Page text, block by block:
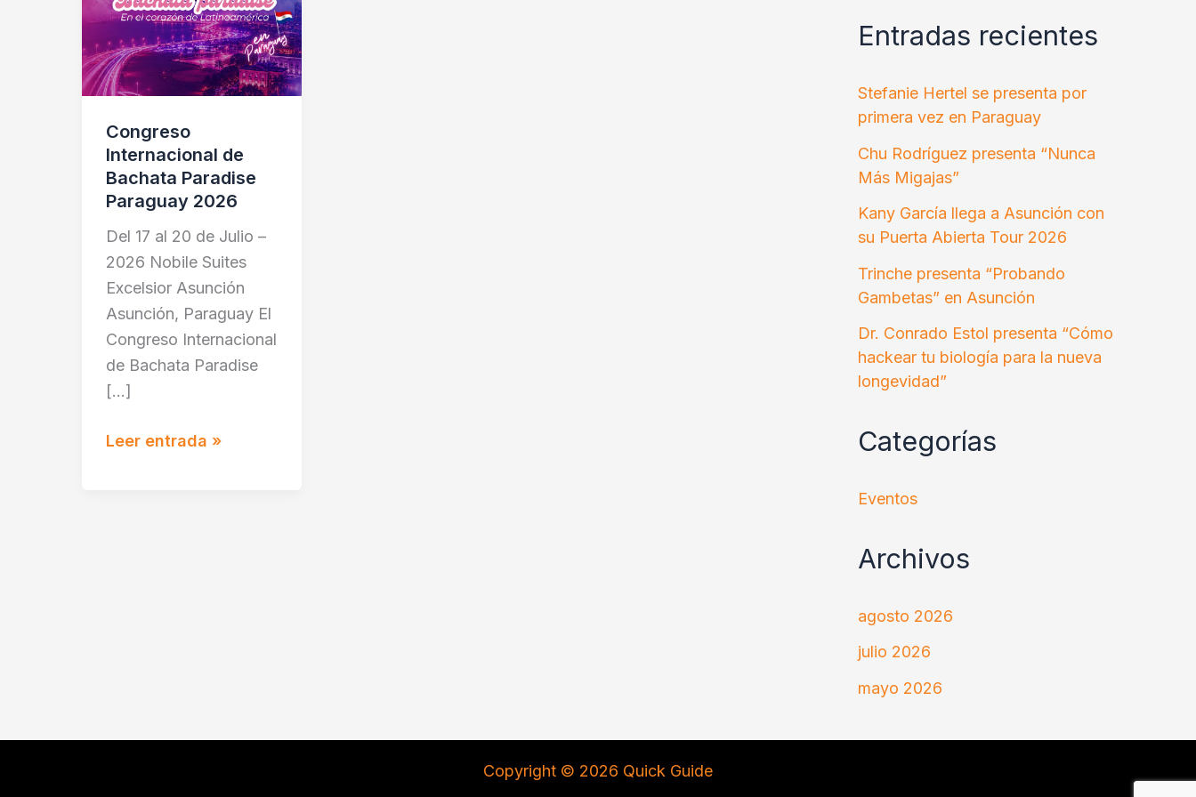
Congreso
Internacional de
Bachata Paradise
Paraguay 2026
Del 17 al 20 de Julio –
2026 Nobile Suites
Excelsior Asunción
Asunción, Paraguay El
Congreso Internacional
de Bachata Paradise
[…]
Paraguay
2026
Leer entrada »
Entradas recientes
Stefanie Hertel se presenta por
primera vez en Paraguay
Chu Rodríguez presenta “Nunca
Más Migajas”
Kany García llega a Asunción con
su Puerta Abierta Tour 2026
Trinche presenta “Probando
Gambetas” en Asunción
Dr. Conrado Estol presenta “Cómo
hackear tu biología para la nueva
longevidad”
Categorías
Eventos
Archivos
agosto 2026
julio 2026
mayo 2026
Copyright © 2026 Quick Guide